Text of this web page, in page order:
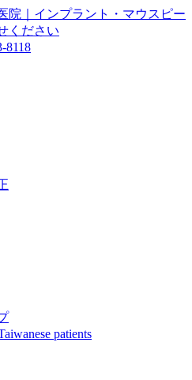
8118
patients